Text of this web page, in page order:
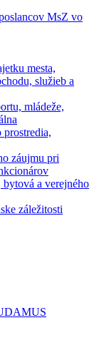
MsZ vo
mesta,
služieb a
mládeže,
záujmu pri
a verejného
záležitosti